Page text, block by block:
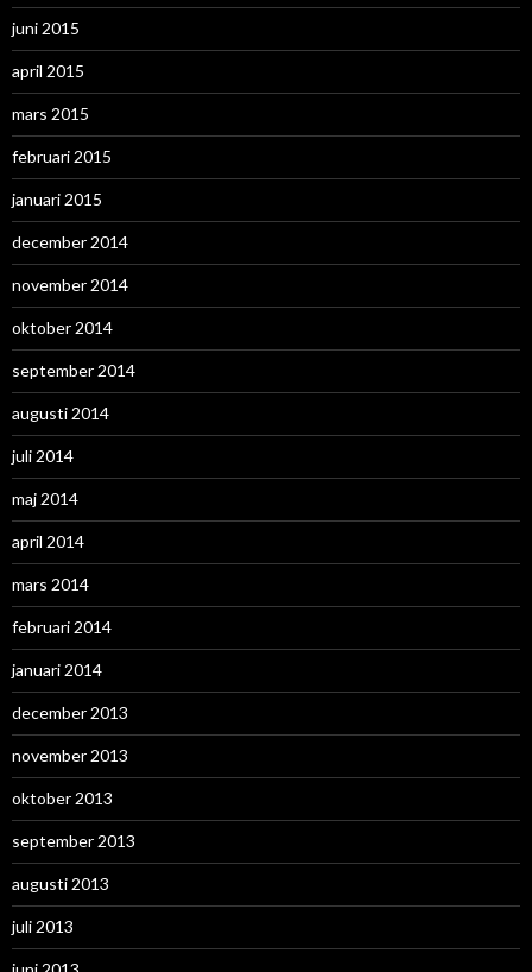
juni 2015
april 2015
mars 2015
februari 2015
januari 2015
december 2014
november 2014
oktober 2014
september 2014
augusti 2014
juli 2014
maj 2014
april 2014
mars 2014
februari 2014
januari 2014
december 2013
november 2013
oktober 2013
september 2013
augusti 2013
juli 2013